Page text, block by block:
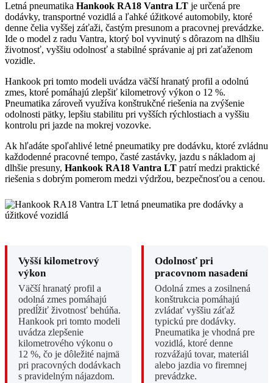
Letná pneumatika Hankook RA18 Vantra LT je určená pre
dodávky, transportné vozidlá a ľahké úžitkové automobily, ktoré
denne čelia vyššej záťaži, častým presunom a pracovnej prevádzke.
Ide o model z radu Vantra, ktorý bol vyvinutý s dôrazom na dlhšiu
životnosť, vyššiu odolnosť a stabilné správanie aj pri zaťaženom
vozidle.
Hankook pri tomto modeli uvádza väčší hranatý profil a odolnú
zmes, ktoré pomáhajú zlepšiť kilometrový výkon o 12 %.
Pneumatika zároveň využíva konštrukčné riešenia na zvýšenie
odolnosti pätky, lepšiu stabilitu pri vyšších rýchlostiach a vyššiu
kontrolu pri jazde na mokrej vozovke.
Ak hľadáte spoľahlivé letné pneumatiky pre dodávku, ktoré zvládnu
každodenné pracovné tempo, časté zastávky, jazdu s nákladom aj
dlhšie presuny, Hankook RA18 Vantra LT patrí medzi praktické
riešenia s dobrým pomerom medzi výdržou, bezpečnosťou a cenou.
Vyšší kilometrový
výkon
Väčší hranatý profil a
odolná zmes pomáhajú
predĺžiť životnosť behúňa.
Hankook pri tomto modeli
uvádza zlepšenie
kilometrového výkonu o
12 %, čo je dôležité najmä
pri pracovných dodávkach
s pravidelným nájazdom.
Odolnosť pri
pracovnom nasadení
Odolná zmes a zosilnená
konštrukcia pomáhajú
zvládať vyššiu záťaž
typickú pre dodávky.
Pneumatika je vhodná pre
vozidlá, ktoré denne
rozvážajú tovar, materiál
alebo jazdia vo firemnej
prevádzke.